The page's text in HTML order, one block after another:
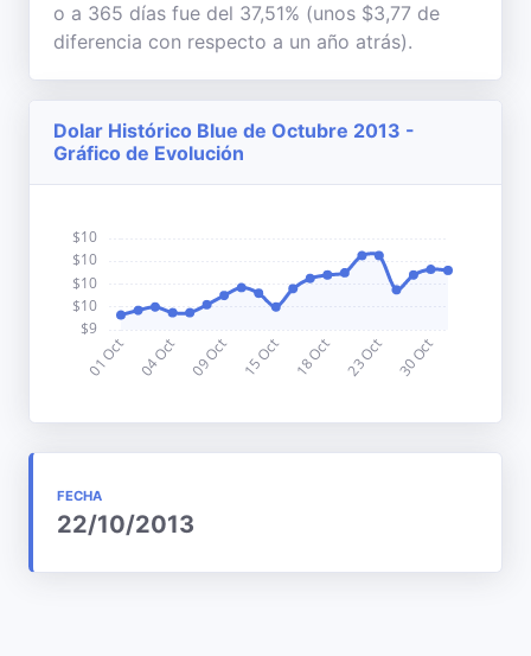
o a 365 días fue del 37,51% (unos $3,77 de
diferencia con respecto a un año atrás).
Dolar Histórico Blue de Octubre 2013 -
Gráfico de Evolución
FECHA
22/10/2013